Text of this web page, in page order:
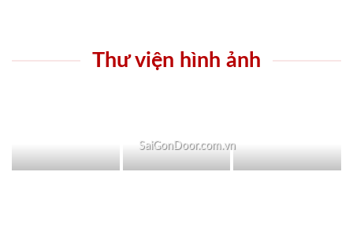
Thư viện hình ảnh
SaiGonDoor.com.vn